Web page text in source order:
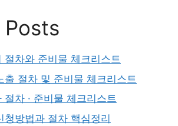
Posts
절차와 준비물 체크리스트
출 절차 및 준비물 체크리스트
절차 · 준비물 체크리스트
청방법과 절차 핵심정리